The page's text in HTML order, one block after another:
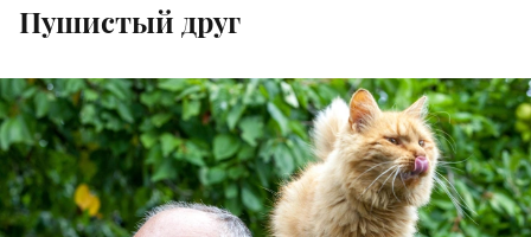
Пушистый друг